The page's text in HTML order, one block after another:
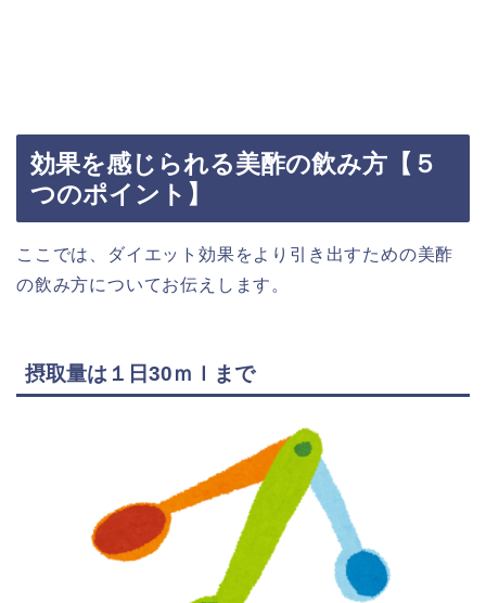
効果を感じられる美酢の飲み方【５
つのポイント】
ここでは、ダイエット効果をより引き出すための美酢
の飲み方についてお伝えします。
摂取量は１日30ｍｌまで